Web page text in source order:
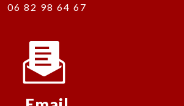
06 82 98 64 67